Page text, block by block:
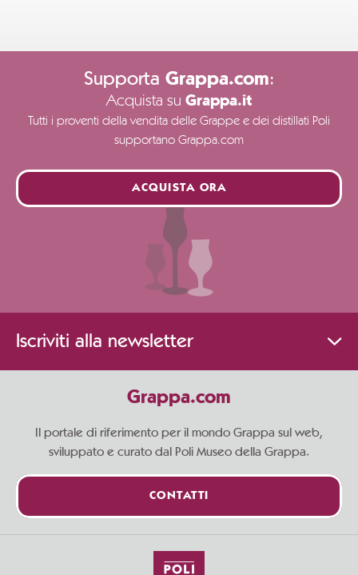
Supporta Grappa.com:
Acquista su Grappa.it
Tutti i proventi della vendita delle Grappe e dei distillati Poli
supportano Grappa.com
ACQUISTA ORA
Iscriviti alla newsletter
Grappa.com
Il portale di riferimento per il mondo Grappa sul web,
sviluppato e curato dal Poli Museo della Grappa.
CONTATTI